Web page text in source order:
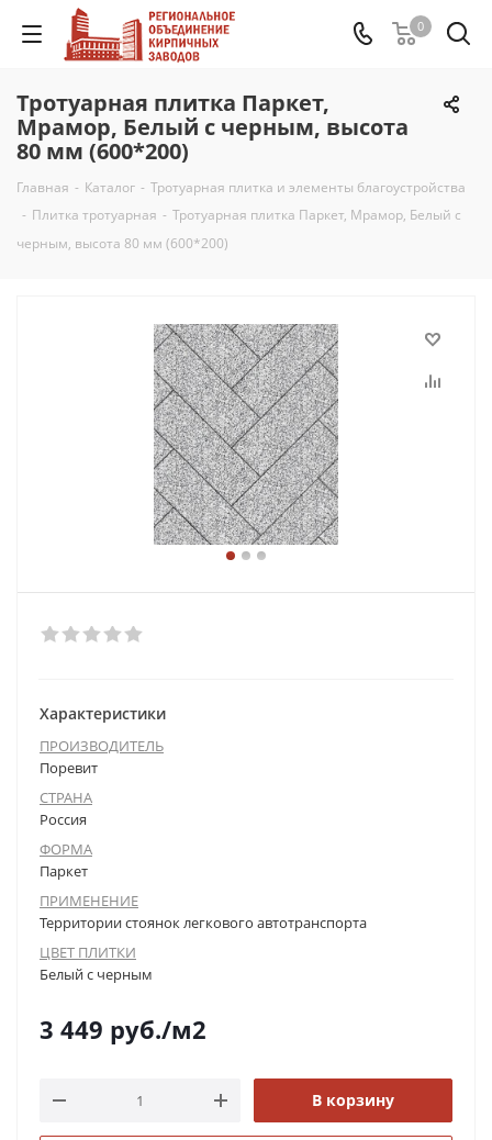
0
Тротуарная плитка Паркет,
Мрамор, Белый с черным, высота
80 мм (600*200)
Главная - Каталог - Тротуарная плитка и элементы благоустройства
- Плитка тротуарная - Тротуарная плитка Паркет, Мрамор, Белый с
черным, высота 80 мм (600*200)
Характеристики
ПРОИЗВОДИТЕЛЬ
Поревит
СТРАНА
Россия
ФОРМА
Паркет
ПРИМЕНЕНИЕ
Территории стоянок легкового автотранспорта
ЦВЕТ ПЛИТКИ
Белый с черным
3 449 руб./м2
В корзину